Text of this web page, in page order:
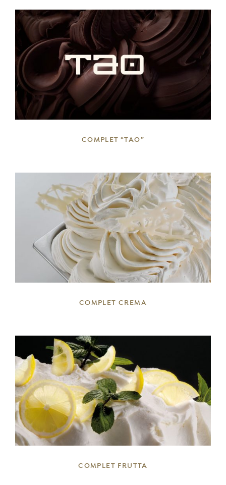
DETTAGLI
COMPLET “TAO”
DETTAGLI
COMPLET CREMA
DETTAGLI
COMPLET FRUTTA